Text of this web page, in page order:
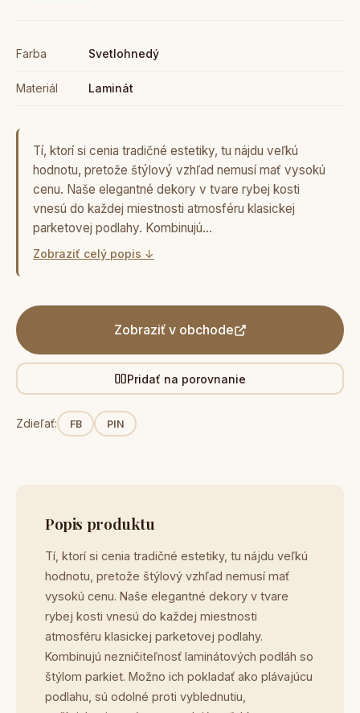
Farba Svetlohnedý
Materiál Laminát
Tí, ktorí si cenia tradičné estetiky, tu nájdu veľkú
hodnotu, pretože štýlový vzhľad nemusí mať vysokú
cenu. Naše elegantné dekory v tvare rybej kosti
vnesú do každej miestnosti atmosféru klasickej
parketovej podlahy. Kombinujú…
Zobraziť celý popis ↓
Zobraziť v obchode
Pridať na porovnanie
Zdieľať: FB PIN
Popis produktu
Tí, ktorí si cenia tradičné estetiky, tu nájdu veľkú
hodnotu, pretože štýlový vzhľad nemusí mať
vysokú cenu. Naše elegantné dekory v tvare
rybej kosti vnesú do každej miestnosti
atmosféru klasickej parketovej podlahy.
Kombinujú nezničiteľnosť laminátových podláh so
štýlom parkiet. Možno ich pokladať ako plávajúcu
podlahu, sú odolné proti vyblednutiu,